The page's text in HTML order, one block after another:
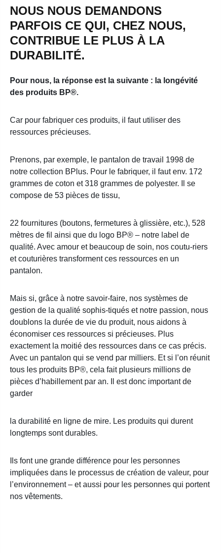
NOUS NOUS DEMANDONS
PARFOIS CE QUI, CHEZ NOUS,
CONTRIBUE LE PLUS À LA
DURABILITÉ.
Pour nous, la réponse est la suivante : la longévité
des produits BP®.
Car pour fabriquer ces produits, il faut utiliser des
ressources précieuses.
Prenons, par exemple, le pantalon de travail 1998 de
notre collection BPlus. Pour le fabriquer, il faut env. 172
grammes de coton et 318 grammes de polyester. Il se
compose de 53 pièces de tissu,
22 fournitures (boutons, fermetures à glissière, etc.), 528
mètres de fil ainsi que du logo BP® – notre label de
qualité. Avec amour et beaucoup de soin, nos coutu-riers
et couturières transforment ces ressources en un
pantalon.
Mais si, grâce à notre savoir-faire, nos systèmes de
gestion de la qualité sophis-tiqués et notre passion, nous
doublons la durée de vie du produit, nous aidons à
économiser ces ressources si précieuses. Plus
exactement la moitié des ressources dans ce cas précis.
Avec un pantalon qui se vend par milliers. Et si l’on réunit
tous les produits BP®, cela fait plusieurs millions de
pièces d’habillement par an. Il est donc important de
garder
la durabilité en ligne de mire. Les produits qui durent
longtemps sont durables.
Ils font une grande différence pour les personnes
impliquées dans le processus de création de valeur, pour
l’environnement – et aussi pour les personnes qui portent
nos vêtements.